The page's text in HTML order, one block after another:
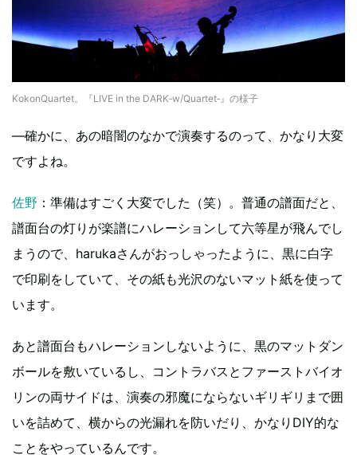
KokonQuartet。『LIVE in the DARK‐w/Quartet‐』の様子
—確かに、あの暗闇のなかで演奏するのって、かなり大変
ですよね。
佐野 ：準備はすごく大変でした（笑）。普通の譜面だと、
譜面台の灯りが楽譜にハレーションして六等星が飛んでし
まうので、harukaさんがおっしゃったように、黒に白字
で印刷をしていて、その紙も光沢のないマット紙を使って
います。
あと譜面台もハレーションしないように、黒のマットダン
ボールを敷いているし、コントラバスとファーストバイオ
リンの両サイドは、演奏の邪魔にならないギリギリまで囲
いを詰めて、横からの光漏れを防いだり、かなりDIY的な
ことをやっているんです。